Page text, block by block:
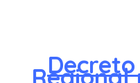
Regional